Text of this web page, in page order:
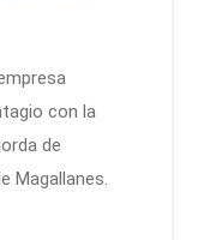
con la
de
Magallanes.